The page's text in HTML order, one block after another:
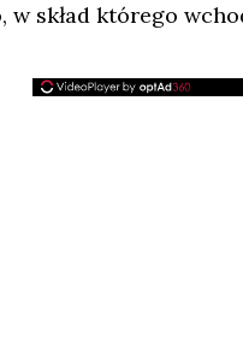
skład którego